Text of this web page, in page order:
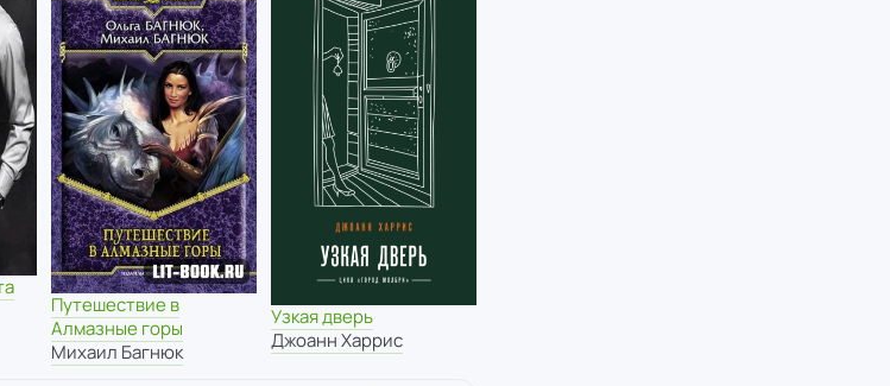
Путешествие в
Алмазные горы
Михаил Багнюк
Узкая дверь
Джоанн Харрис